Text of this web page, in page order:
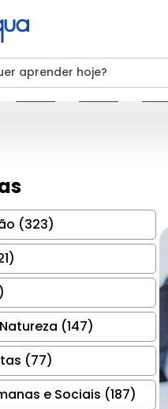
(323)
(147)
(77)
e Sociais (187)